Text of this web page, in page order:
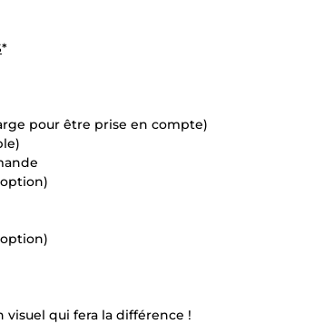
*
pour être prise en compte)
visuel qui fera la différence !